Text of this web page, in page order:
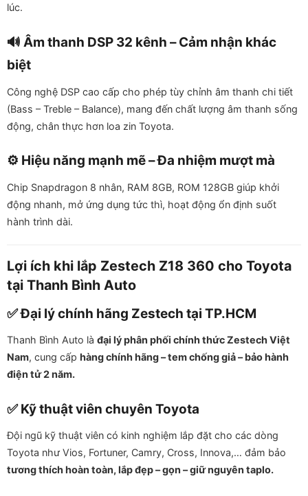
lúc.
🔊 Âm thanh DSP 32 kênh – Cảm nhận khác
biệt
Công nghệ DSP cao cấp cho phép tùy chỉnh âm thanh chi tiết
(Bass – Treble – Balance), mang đến chất lượng âm thanh sống
động, chân thực hơn loa zin Toyota.
⚙️ Hiệu năng mạnh mẽ – Đa nhiệm mượt mà
Chip Snapdragon 8 nhân, RAM 8GB, ROM 128GB giúp khởi
động nhanh, mở ứng dụng tức thì, hoạt động ổn định suốt
hành trình dài.
Lợi ích khi lắp Zestech Z18 360 cho Toyota
tại Thanh Bình Auto
✅ Đại lý chính hãng Zestech tại TP.HCM
Thanh Bình Auto là đại lý phân phối chính thức Zestech Việt
Nam, cung cấp hàng chính hãng – tem chống giả – bảo hành
điện tử 2 năm.
✅ Kỹ thuật viên chuyên Toyota
Đội ngũ kỹ thuật viên có kinh nghiệm lắp đặt cho các dòng
Toyota như Vios, Fortuner, Camry, Cross, Innova,… đảm bảo
tương thích hoàn toàn, lắp đẹp – gọn – giữ nguyên taplo.